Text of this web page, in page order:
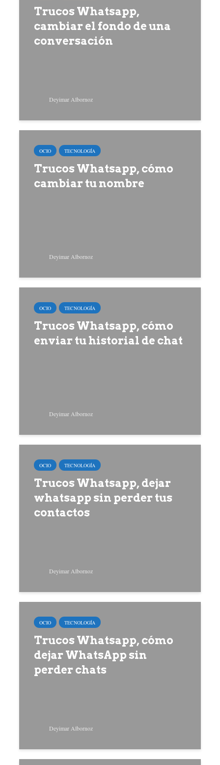
Trucos Whatsapp,
cambiar el fondo de una
conversación
Deyimar Albornoz
OCIO TECNOLOGÍA
Trucos Whatsapp, cómo
cambiar tu nombre
Deyimar Albornoz
OCIO TECNOLOGÍA
Trucos Whatsapp, cómo
enviar tu historial de chat
Deyimar Albornoz
OCIO TECNOLOGÍA
Trucos Whatsapp, dejar
whatsapp sin perder tus
contactos
Deyimar Albornoz
OCIO TECNOLOGÍA
Trucos Whatsapp, cómo
dejar WhatsApp sin
perder chats
Deyimar Albornoz